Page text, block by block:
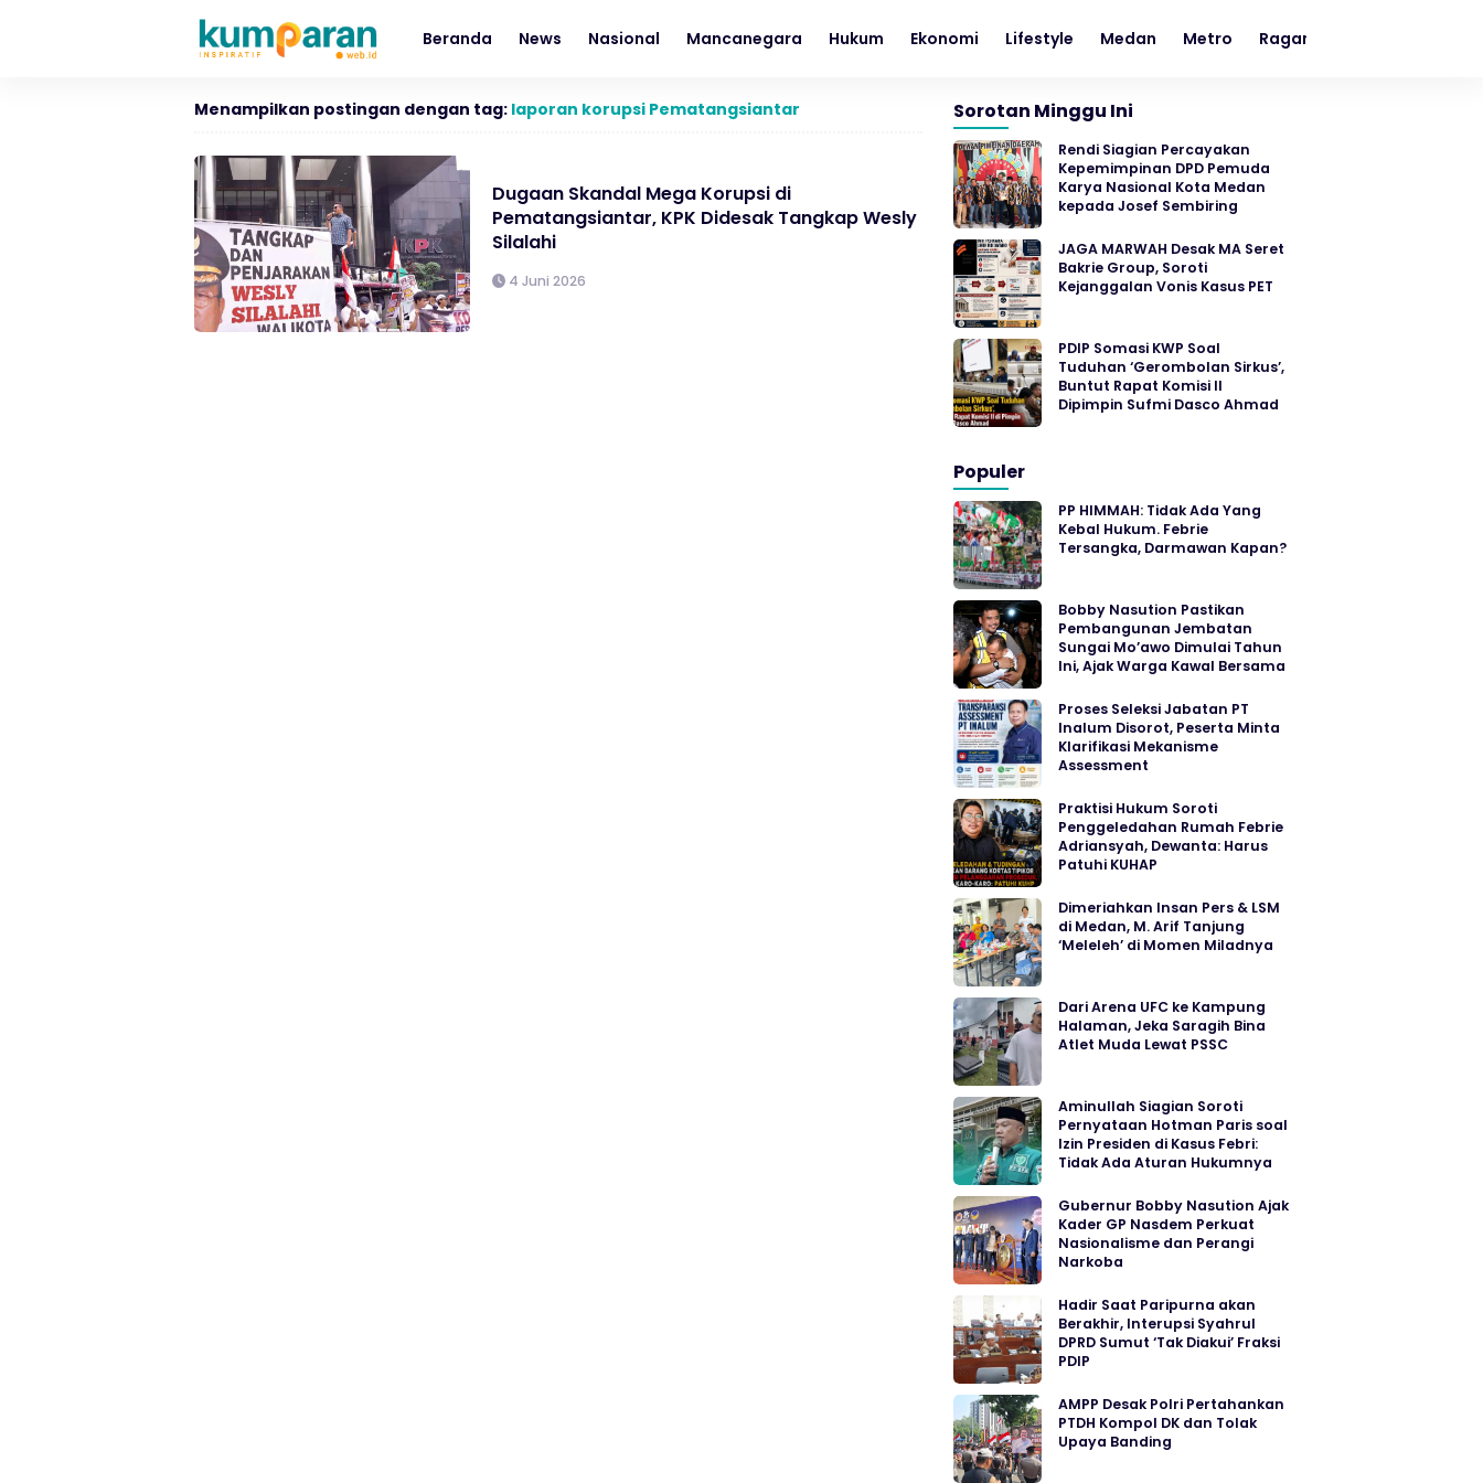
Beranda News Nasional Mancanegara Hukum Ekonomi Lifestyle Medan Metro Ragam
Menampilkan postingan dengan tag: laporan korupsi Pematangsiantar
Dugaan Skandal Mega Korupsi di
Pematangsiantar, KPK Didesak Tangkap Wesly
Silalahi
4 Juni 2026
Sorotan Minggu Ini
Rendi Siagian Percayakan
Kepemimpinan DPD Pemuda
Karya Nasional Kota Medan
kepada Josef Sembiring
JAGA MARWAH Desak MA Seret
Bakrie Group, Soroti
Kejanggalan Vonis Kasus PET
PDIP Somasi KWP Soal
Tuduhan ‘Gerombolan Sirkus’,
Buntut Rapat Komisi II
Dipimpin Sufmi Dasco Ahmad
Populer
PP HIMMAH: Tidak Ada Yang
Kebal Hukum. Febrie
Tersangka, Darmawan Kapan?
Bobby Nasution Pastikan
Pembangunan Jembatan
Sungai Mo’awo Dimulai Tahun
Ini, Ajak Warga Kawal Bersama
Proses Seleksi Jabatan PT
Inalum Disorot, Peserta Minta
Klarifikasi Mekanisme
Assessment
Praktisi Hukum Soroti
Penggeledahan Rumah Febrie
Adriansyah, Dewanta: Harus
Patuhi KUHAP
Dimeriahkan Insan Pers & LSM
di Medan, M. Arif Tanjung
‘Meleleh’ di Momen Miladnya
Dari Arena UFC ke Kampung
Halaman, Jeka Saragih Bina
Atlet Muda Lewat PSSC
Aminullah Siagian Soroti
Pernyataan Hotman Paris soal
Izin Presiden di Kasus Febri:
Tidak Ada Aturan Hukumnya
Gubernur Bobby Nasution Ajak
Kader GP Nasdem Perkuat
Nasionalisme dan Perangi
Narkoba
Hadir Saat Paripurna akan
Berakhir, Interupsi Syahrul
DPRD Sumut ‘Tak Diakui’ Fraksi
PDIP
AMPP Desak Polri Pertahankan
PTDH Kompol DK dan Tolak
Upaya Banding